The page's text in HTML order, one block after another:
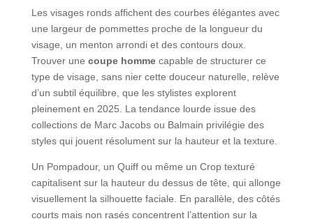
Les visages ronds affichent des courbes élégantes avec
une largeur de pommettes proche de la longueur du
visage, un menton arrondi et des contours doux.
Trouver une coupe hommecapable de structurer ce
type de visage, sans nier cette douceur naturelle, relève
d’un subtil équilibre, que les stylistes explorent
pleinement en 2025. La tendance lourde issue des
collections de Marc Jacobs ou Balmain privilégie des
styles qui jouent résolument sur la hauteur et la texture.
Un Pompadour, un Quiff ou même un Crop texturé
capitalisent sur la hauteur du dessus de tête, qui allonge
visuellement la silhouette faciale. En parallèle, des côtés
courts mais non rasés concentrent l’attention sur la